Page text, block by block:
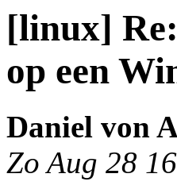
[linux]
op een
Daniel von
Zo Aug 28